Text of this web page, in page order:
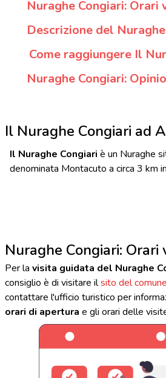
Nuraghe Congiari: Orari
Descrizione del
Come raggiungere Il
Nuraghe Congiari:
Il Nuraghe Congiari ad
Il Nuraghe Congiari è un Nuraghe
denominata Montacuto a circa 3 km
Nuraghe Congiari: Orari
Per la visita guidata del Nuraghe
consiglio è di visitare ilsito del
contattare l'ufficio turistico per
orari di apertura e gli orari delle